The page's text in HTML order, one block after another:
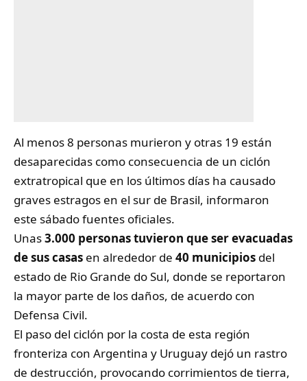
Al menos 8 personas murieron y otras 19 están
desaparecidas como consecuencia de un ciclón
extratropical que en los últimos días ha causado
graves estragos en el sur de Brasil, informaron
este sábado fuentes oficiales.
Unas3.000 personas tuvieron que ser evacuadas
de sus casas en alrededor de 40 municipios del
estado de Rio Grande do Sul, donde se reportaron
la mayor parte de los daños, de acuerdo con
Defensa Civil.
El paso del ciclón por la costa de esta región
fronteriza con Argentina y Uruguay dejó un rastro
de destrucción, provocando corrimientos de tierra,